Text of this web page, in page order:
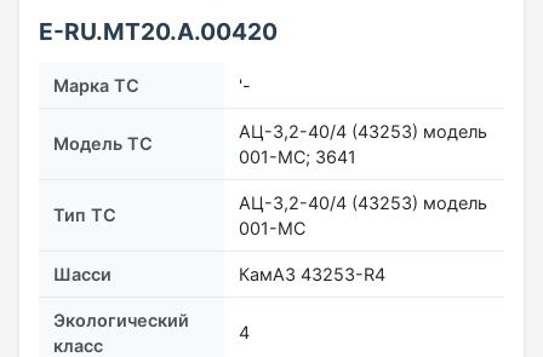
Е-RU.MT20.А.00420
Марка ТС '-
Модель ТС
АЦ-3,2-40/4 (43253) модель
001-МС; 3641
Тип ТС
АЦ-3,2-40/4 (43253) модель
001-МС
Шасси КамАЗ 43253-R4
Экологический
класс
4